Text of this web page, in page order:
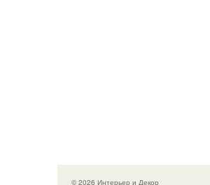
© 2026 Интерьер и Декор